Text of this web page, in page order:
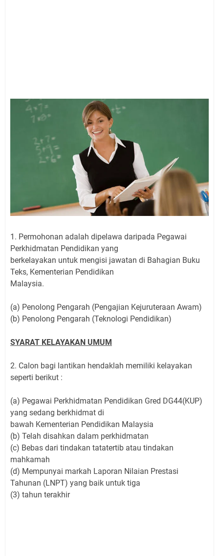
1. Permohonan adalah dipelawa daripada Pegawai
Perkhidmatan Pendidikan yang
berkelayakan untuk mengisi jawatan di Bahagian Buku
Teks, Kementerian Pendidikan
Malaysia.
(a) Penolong Pengarah (Pengajian Kejuruteraan Awam)
(b) Penolong Pengarah (Teknologi Pendidikan)
SYARAT KELAYAKAN UMUM
2. Calon bagi lantikan hendaklah memiliki kelayakan
seperti berikut :
(a) Pegawai Perkhidmatan Pendidikan Gred DG44(KUP)
yang sedang berkhidmat di
bawah Kementerian Pendidikan Malaysia
(b) Telah disahkan dalam perkhidmatan
(c) Bebas dari tindakan tatatertib atau tindakan
mahkamah
(d) Mempunyai markah Laporan Nilaian Prestasi
Tahunan (LNPT) yang baik untuk tiga
(3) tahun terakhir